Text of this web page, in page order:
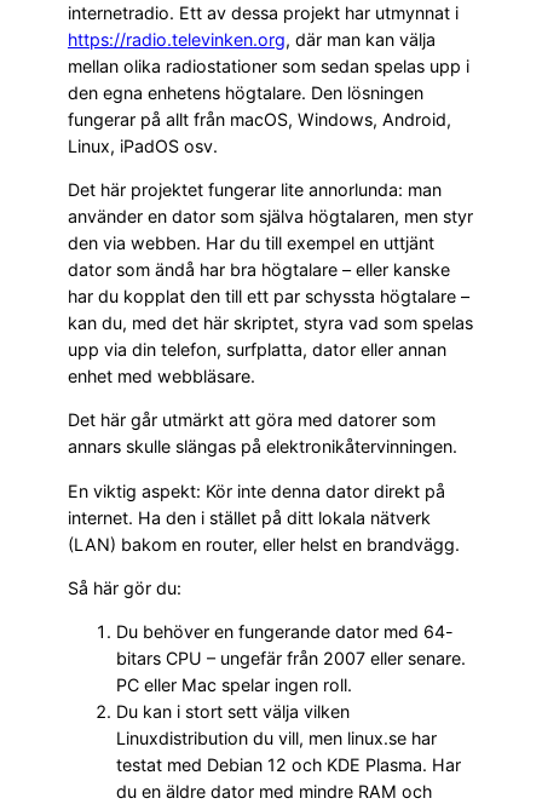
internetradio. Ett av dessa projekt har utmynnat i
https://radio.televinken.org, där man kan välja
mellan olika radiostationer som sedan spelas upp i
den egna enhetens högtalare. Den lösningen
fungerar på allt från macOS, Windows, Android,
Linux, iPadOS osv.
Det här projektet fungerar lite annorlunda: man
använder en dator som själva högtalaren, men styr
den via webben. Har du till exempel en uttjänt
dator som ändå har bra högtalare – eller kanske
har du kopplat den till ett par schyssta högtalare –
kan du, med det här skriptet, styra vad som spelas
upp via din telefon, surfplatta, dator eller annan
enhet med webbläsare.
Det här går utmärkt att göra med datorer som
annars skulle slängas på elektronikåtervinningen.
En viktig aspekt: Kör inte denna dator direkt på
internet. Ha den i stället på ditt lokala nätverk
(LAN) bakom en router, eller helst en brandvägg.
Så här gör du:
Du behöver en fungerande dator med 64-
bitars CPU – ungefär från 2007 eller senare.
PC eller Mac spelar ingen roll.
Du kan i stort sett välja vilken
Linuxdistribution du vill, men linux.se har
testat med Debian 12 och KDE Plasma. Har
du en äldre dator med mindre RAM och